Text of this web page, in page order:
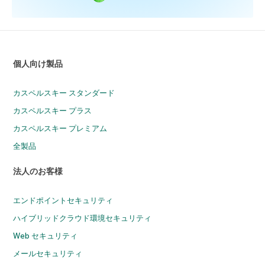
個人向け製品
カスペルスキー スタンダード
カスペルスキー プラス
カスペルスキー プレミアム
全製品
法人のお客様
エンドポイントセキュリティ
ハイブリッドクラウド環境セキュリティ
Web セキュリティ
メールセキュリティ